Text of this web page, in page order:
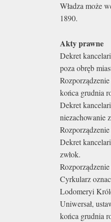
Władza może
1890.
Akty prawne
Dekret
poza obręb
końca grudnia
Dekret
niezachowanie
Dekret
zwłok.
Cyrkularz
Lodomeryi
Uniwersał,
końca grudnia